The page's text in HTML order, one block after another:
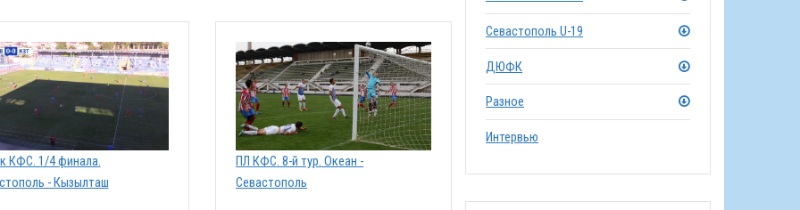
КФС. 1/4 финала.
- Кызылташ
ПЛ КФС. 8-й тур. Океан -
Севастополь
Севастополь U-19
ДЮФК
Разное
Интервью